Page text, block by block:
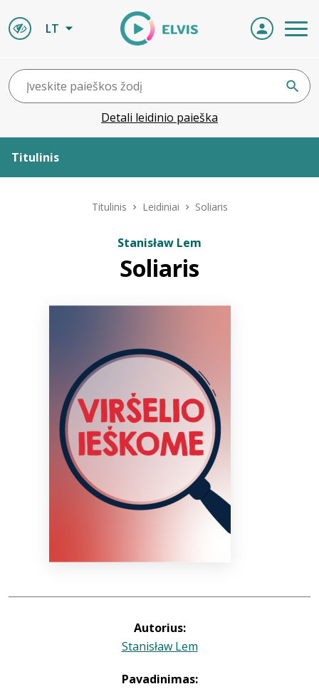
LT
Detali leidinio paieška
Titulinis
Titulinis Leidiniai Soliaris
Stanisław Lem
Soliaris
Autorius:
Stanisław Lem
Pavadinimas: